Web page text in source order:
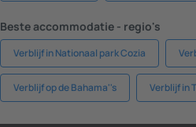
Beste accommodatie - regio's
Verblijf in Nationaal park Cozia
Verblijf op de Bahama''s Verblijf in